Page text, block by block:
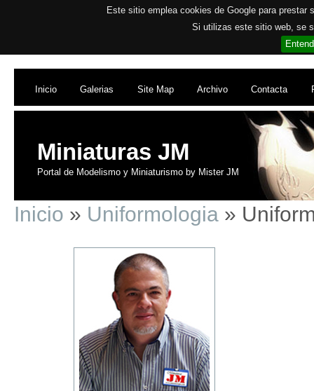
Este sitio emplea cookies de Google para
Si utilizas este sitio web, se
Inicio Galerias Site Map Archivo Contacta
Miniaturas JM
Portal de Modelismo y Miniaturismo by Mister JM
Inicio » Uniformologia »